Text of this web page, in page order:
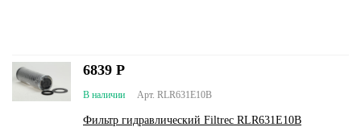
Арт. RLR631E10B
В наличии
Фильтр гидравлический Filtrec RLR631E10B
6839 Р